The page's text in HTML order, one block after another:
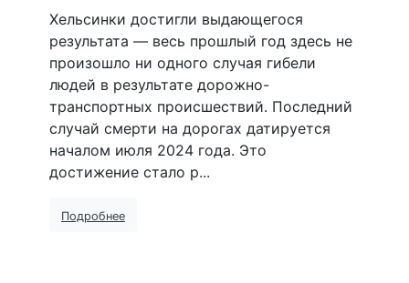
Хельсинки достигли выдающегося
результата — весь прошлый год здесь не
произошло ни одного случая гибели
людей в результате дорожно-
транспортных происшествий. Последний
случай смерти на дорогах датируется
началом июля 2024 года. Это
достижение стало р...
Подробнее